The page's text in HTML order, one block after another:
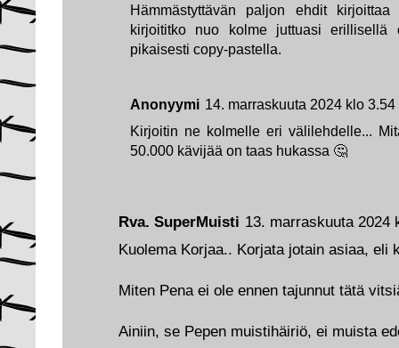
Rva. SuperMuisti 13. marraskuuta 2024
Kuolema Korjaa.. Korjata jotain asiaa, eli
Miten Pena ei ole ennen tajunnut tätä
Ainiin, se Pepen muistihäiriö, ei muista
Hämmästyttävän paljon ehdit
kirjoititko nuo kolme juttuasi erillisellä
pikaisesti copy-pastella.
Anonyymi 14. marraskuuta 2024 klo 3.54
Kirjoitin ne kolmelle eri välilehdelle...
50.000 kävijää on taas hukassa 🤔